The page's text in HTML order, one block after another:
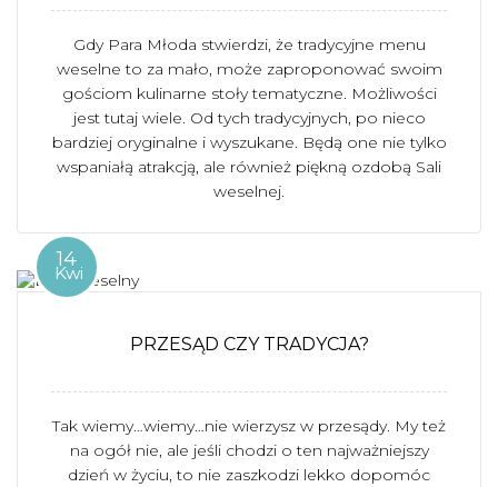
Gdy Para Młoda stwierdzi, że tradycyjne menu
weselne to za mało, może zaproponować swoim
gościom kulinarne stoły tematyczne. Możliwości
jest tutaj wiele. Od tych tradycyjnych, po nieco
bardziej oryginalne i wyszukane. Będą one nie tylko
wspaniałą atrakcją, ale również piękną ozdobą Sali
weselnej.
14
Kwi
PRZESĄD CZY TRADYCJA?
Tak wiemy…wiemy…nie wierzysz w przesądy. My też
na ogół nie, ale jeśli chodzi o ten najważniejszy
dzień w życiu, to nie zaszkodzi lekko dopomóc